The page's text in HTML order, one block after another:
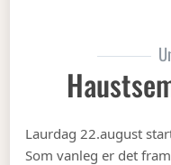
Laurdag 22.august
Som vanleg er det